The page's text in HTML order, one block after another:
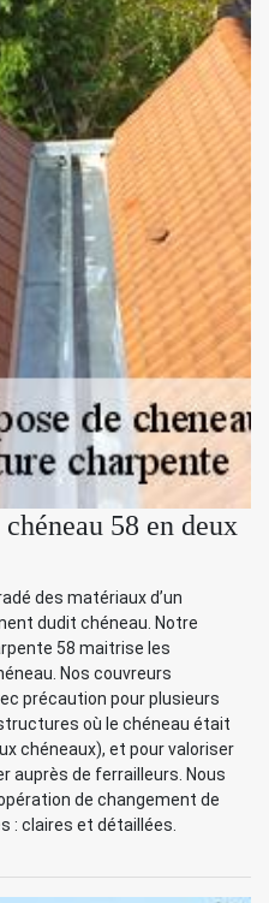
58 en deux
des matériaux d’un
dudit chéneau. Notre
58 maitrise les
Nos couvreurs
précaution pour plusieurs
où le chéneau était
chéneaux), et pour valoriser
auprès de ferrailleurs. Nous
de changement de
: claires et détaillées.